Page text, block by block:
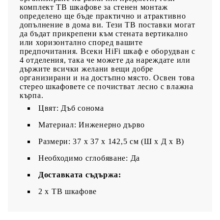
комплект ТВ шкафове за стенен монтаж
определено ще бъде практично и атрактивно
допълнение в дома ви. Тези ТВ поставки могат
да бъдат прикрепени към стената вертикално
или хоризонтално според вашите
предпочитания. Всеки HiFi шкаф е оборудван с
4 отделения, така че можете да нареждате или
държите всички желани вещи добре
организирани и на достъпно място. Освен това
стерео шкафовете се почистват лесно с влажна
кърпа.
Цвят: Дъб сонома
Материал: Инженерно дърво
Размери: 37 х 37 х 142,5 см (Ш x Д x В)
Необходимо сглобяване: Да
Доставката съдържа:
2 x ТВ шкафове